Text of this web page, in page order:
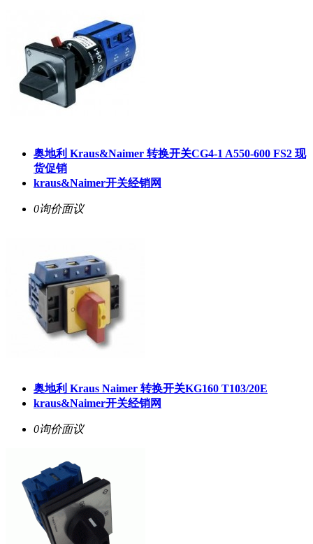
奥地利 Kraus&Naimer 转换开关CG4-1 A550-600 FS2 现
货促销
kraus&Naimer开关经销网
0询价面议
奥地利 Kraus Naimer 转换开关KG160 T103/20E
kraus&Naimer开关经销网
0询价面议